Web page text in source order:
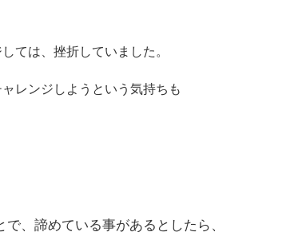
ては、挫折していました。
レンジしようという気持ちも
、諦めている事があるとしたら、